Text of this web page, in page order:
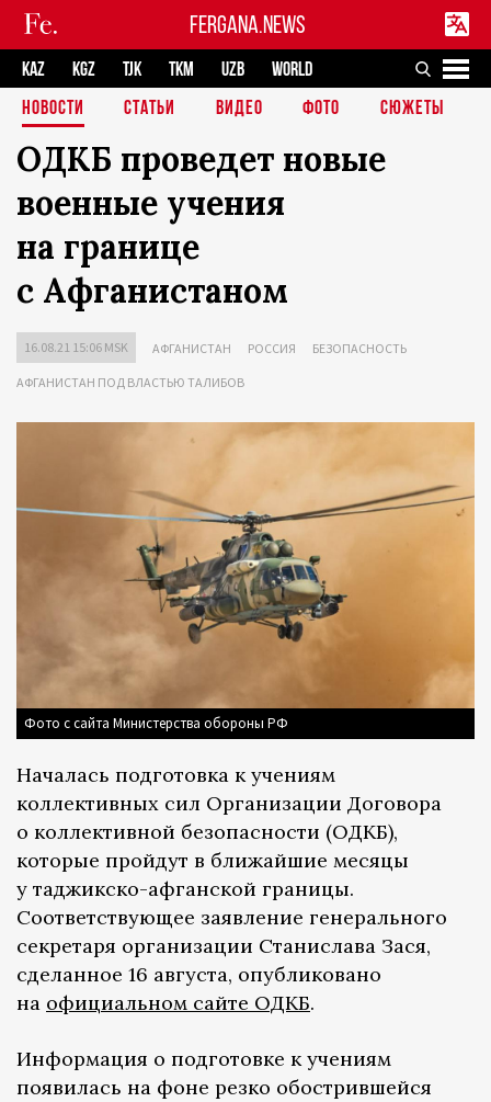
FERGANA.NEWS
KAZ KGZ TJK TKM UZB
WORLD
НОВОСТИ
СТАТЬИ ВИДЕО ФОТО СЮЖЕТЫ
ОДКБ проведет новые
военные учения
на границе
с Афганистаном
16.08.21 15:06 MSK АФГАНИСТАН РОССИЯ БЕЗОПАСНОСТЬ
АФГАНИСТАН ПОД ВЛАСТЬЮ ТАЛИБОВ
Фото с сайта Министерства обороны РФ
Началась подготовка к учениям
коллективных сил Организации Договора
о коллективной безопасности (ОДКБ),
которые пройдут в ближайшие месяцы
у таджикско-афганской границы.
Соответствующее заявление генерального
секретаря организации Станислава Зася,
сделанное 16 августа, опубликовано
на официальном сайте ОДКБ.
Информация о подготовке к учениям
появилась на фоне резко обострившейся